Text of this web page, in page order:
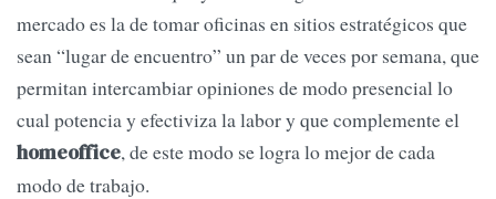
mercado es la de tomar oficinas en sitios estratégicos que
sean “lugar de encuentro” un par de veces por semana, que
permitan intercambiar opiniones de modo presencial lo
cual potencia y efectiviza la labor y que complemente el
homeoffice, de este modo se logra lo mejor de cada
modo de trabajo.